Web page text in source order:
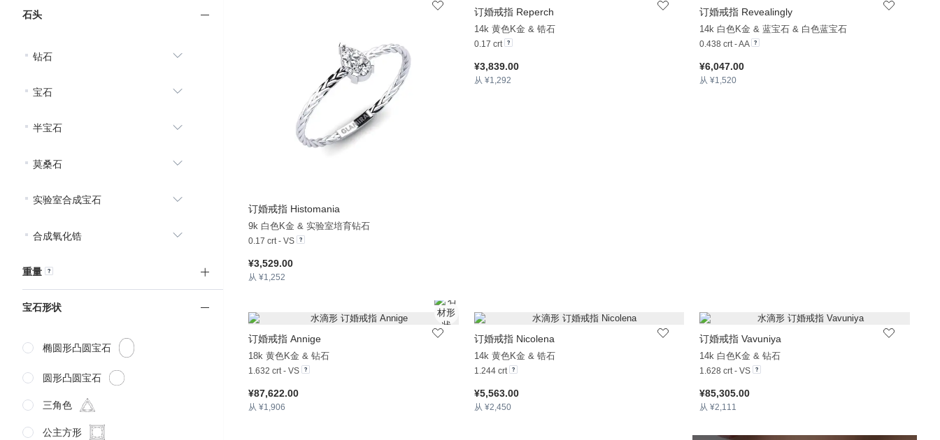
订婚戒指 Histomania
9k 白色K金 & 实验室培育钻石
0.17 crt - VS
¥3,529.00
从 ¥1,252
订婚戒指 Reperch
14k 黄色K金 & 锆石
0.17 crt
¥3,839.00
从 ¥1,292
订婚戒指 Revealingly
14k 白色K金 & 蓝宝石 & 白色蓝宝石
0.438 crt - AA
¥6,047.00
从 ¥1,520
订婚戒指 Annige
18k 黄色K金 & 钻石
1.632 crt - VS
¥87,622.00
从 ¥1,906
订婚戒指 Nicolena
14k 黄色K金 & 锆石
1.244 crt
¥5,563.00
从 ¥2,450
订婚戒指 Vavuniya
14k 白色K金 & 钻石
1.628 crt - VS
¥85,305.00
从 ¥2,111
石头
钻石
宝石
半宝石
莫桑石
实验室合成宝石
合成氧化锆
重量
宝石形状
椭圆形凸圆宝石
圆形凸圆宝石
三角色
公主方形